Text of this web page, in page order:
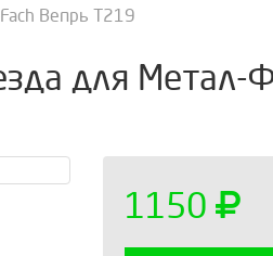
Вепрь Т219
для Метал-
1150